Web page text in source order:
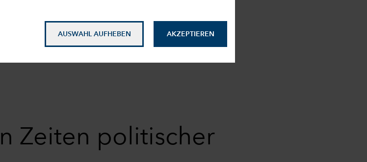
AUSWAHL AUFHEBEN AKZEPTIEREN
Zeiten politischer